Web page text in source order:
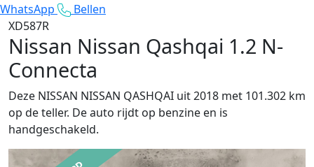
WhatsApp
Bellen
XD587R
Nissan Nissan Qashqai 1.2 N-
Connecta
Deze NISSAN NISSAN QASHQAI uit 2018 met 101.302 km
op de teller. De auto rijdt op benzine en is
handgeschakeld.